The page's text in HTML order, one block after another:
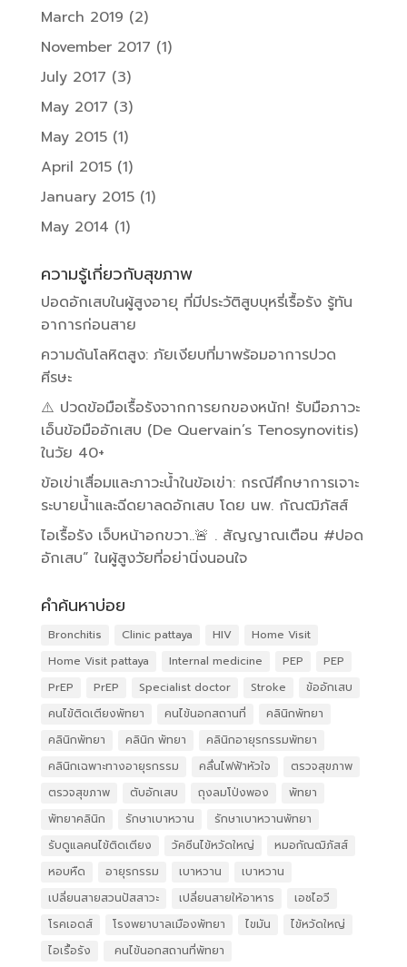
March 2019 (2)
November 2017 (1)
July 2017 (3)
May 2017 (3)
May 2015(1)
April 2015(1)
January 2015(1)
May 2014 (1)
ความรู้เกี่ยวกับสุขภาพ
ปอดอักเสบในผู้สูงอายุ ที่มีประวัติสูบบุหรี่เรื้อรัง รู้ทัน
อาการก่อนสาย
ความดันโลหิตสูง: ภัยเงียบที่มาพร้อมอาการปวด
ศีรษะ
⚠️ ปวดข้อมือเรื้อรังจากการยกของหนัก! รับมือภาวะ
เอ็นข้อมืออักเสบ (De Quervain’s Tenosynovitis)
ในวัย 40+
ข้อเข่าเสื่อมและภาวะน้ำในข้อเข่า: กรณีศึกษาการเจาะ
ระบายน้ำและฉีดยาลดอักเสบ โดย นพ. กัณฒิภัสส์
ไอเรื้อรัง เจ็บหน้าอกขวา..🚨 . สัญญาณเตือน #ปอด
อักเสบ” ในผู้สูงวัยที่อย่านิ่งนอนใจ
คำค้นหาบ่อย
Bronchitis Clinic pattaya HIV
Home Visit
Home Visit pattaya
Internal medicine PEP
PEP
PrEP
PrEP Specialist doctor Stroke
ข้ออักเสบ
คนไข้ติดเตียงพัทยา
คนไข้นอกสถานที่
คลินิกพัทยา
คลินิกพัทยา
คลินิก พัทยา
คลินิกอายุรกรรมพัทยา
คลินิกเฉพาะทางอายุรกรรม
คลื่นไฟฟ้าหัวใจ
ตรวจสุขภาพ
ตรวจสุขภาพ
ตับอักเสบ ถุงลมโป่งพอง
พัทยา
พัทยาคลินิก
รักษาเบาหวาน
รักษาเบาหวานพัทยา
รับดูแลคนไข้ติดเตียง
วัคซีนไข้หวัดใหญ่
หมอกัณฒิภัสส์
หอบหืด
อายุรกรรม เบาหวาน
เบาหวาน
เปลี่ยนสายสวนปัสสาวะ
เปลี่ยนสายให้อาหาร
เอชไอวี
โรคเอดส์
โรงพยาบาลเมืองพัทยา ไขมัน
ไข้หวัดใหญ่
ไอเรื้อรัง
​ คนไข้นอกสถานที่พัทยา